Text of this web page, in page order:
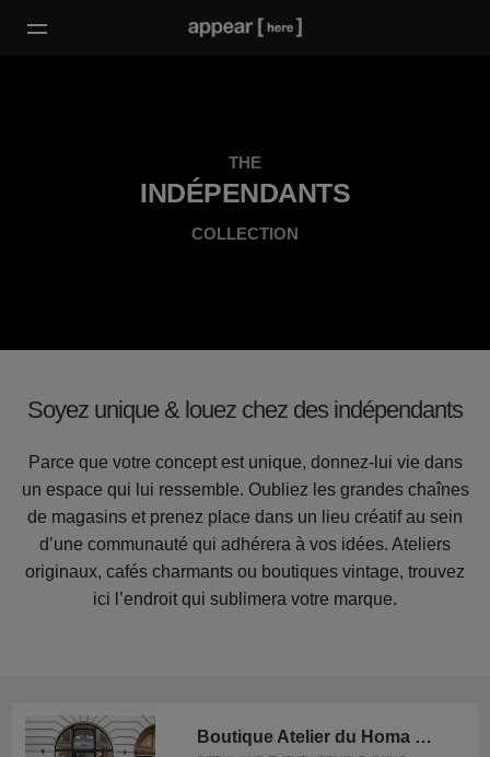
THE
INDÉPENDANTS
COLLECTION
Soyez unique & louez chez des indépendants
Parce que votre concept est unique, donnez-lui vie dans
un espace qui lui ressemble. Oubliez les grandes chaînes
de magasins et prenez place dans un lieu créatif au sein
d’une communauté qui adhérera à vos idées. Ateliers
originaux, cafés charmants ou boutiques vintage, trouvez
ici l’endroit qui sublimera votre marque.
Boutique Atelier du Homa Village